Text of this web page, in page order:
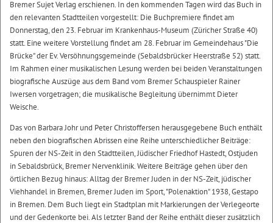
Bremer Sujet Verlag erschienen. In den kommenden Tagen wird das Buch in
den relevanten Stadtteilen vorgestellt: Die Buchpremiere findet am
Donnerstag, den 23. Februar im Krankenhaus-Museum (Züricher Straße 40)
statt. Eine weitere Vorstellung findet am 28. Februar im Gemeindehaus "Die
Brücke" der Ev. Versöhnungsgemeinde (Sebaldsbrücker Heerstraße 52) statt.
Im Rahmen einer musikalischen Lesung werden bei beiden Veranstaltungen
biografische Auszüge aus dem Band vom Bremer Schauspieler Rainer
Iwersen vorgetragen; die musikalische Begleitung übernimmt Dieter
Weische.
Das von Barbara Johr und Peter Christoffersen herausgegebene Buch enthält
neben den biografischen Abrissen eine Reihe unterschiedlicher Beiträge:
Spuren der NS-Zeit in den Stadtteilen, Jüdischer Friedhof Hastedt, Ostjuden
in Sebaldsbrück, Bremer Nervenklinik. Weitere Beiträge gehen über den
örtlichen Bezug hinaus: Alltag der Bremer Juden in der NS-Zeit, jüdischer
Viehhandel in Bremen, Bremer Juden im Sport, "Polenaktion" 1938, Gestapo
in Bremen. Dem Buch liegt ein Stadtplan mit Markierungen der Verlegeorte
und der Gedenkorte bei. Als letzter Band der Reihe enthält dieser zusätzlich